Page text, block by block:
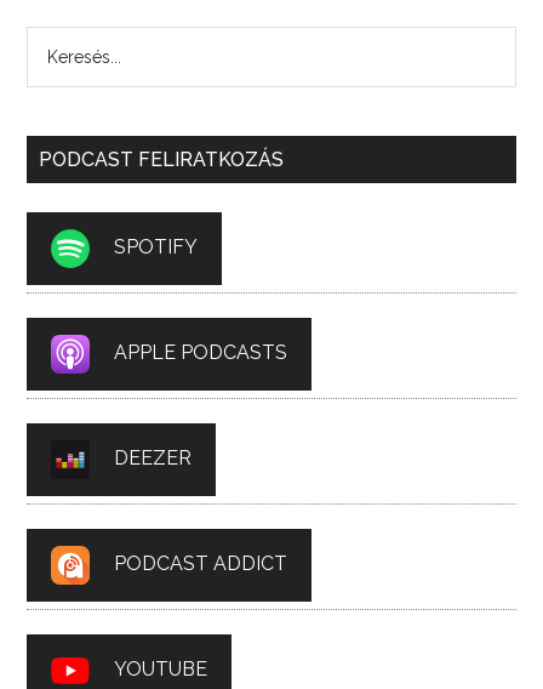
PODCAST FELIRATKOZÁS
SPOTIFY
APPLE PODCASTS
DEEZER
PODCAST ADDICT
YOUTUBE